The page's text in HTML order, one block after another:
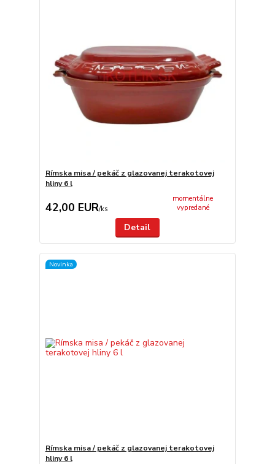
Rímska misa / pekáč z glazovanej terakotovej
hliny 6 l
42,00 EUR/ks
momentálne
vypredané
Detail
Novinka
Rímska misa / pekáč z glazovanej terakotovej
hliny 6 l